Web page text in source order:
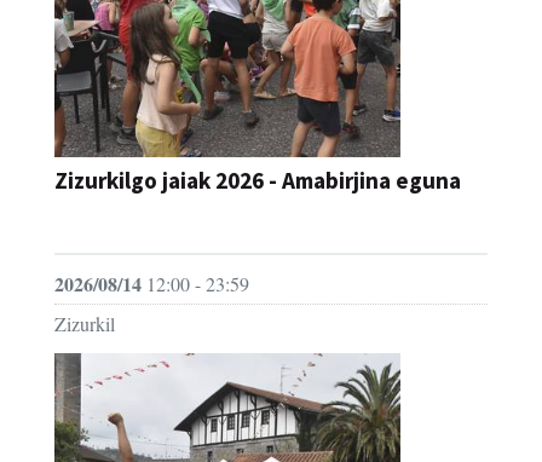
Zizurkilgo jaiak 2026 - Amabirjina eguna
2026/08/14 12:00 - 23:59
Zizurkil